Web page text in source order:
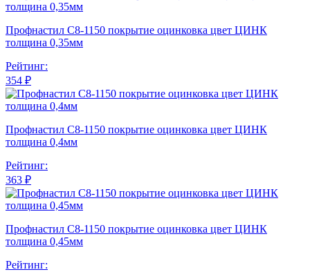
Профнастил С8-1150 покрытие оцинковка цвет ЦИНК
толщина 0,35мм
Рейтинг:
354 ₽
Профнастил С8-1150 покрытие оцинковка цвет ЦИНК
толщина 0,4мм
Рейтинг:
363 ₽
Профнастил С8-1150 покрытие оцинковка цвет ЦИНК
толщина 0,45мм
Рейтинг: